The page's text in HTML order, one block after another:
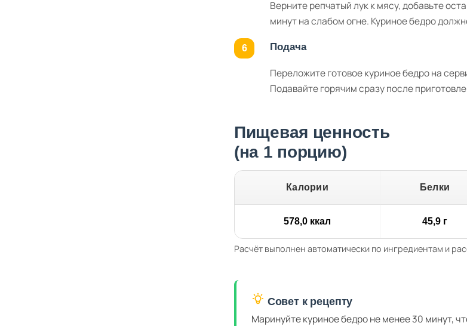
Верните репчатый лук к мясу, добавьте
минут на слабом огне. Куриное бедро
Подача
Переложите готовое куриное бедро на
Подавайте горячим сразу после
Пищевая ценность
(на 1 порцию)
Калории Белки
578,0 ккал 45,9 г
Расчёт выполнен автоматически по ингредиентам и
Совет к рецепту
Маринуйте куриное бедро не менее 30 минут,